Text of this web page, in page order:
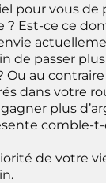
pour vous de
? Est-ce ce
de passer
Ou au
dans votre
plus
comble-t-
de votre